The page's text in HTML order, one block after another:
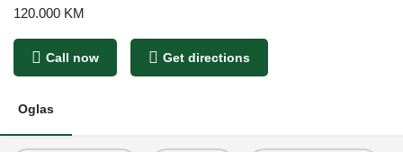
120.000 KM
Call now Get directions
Oglas